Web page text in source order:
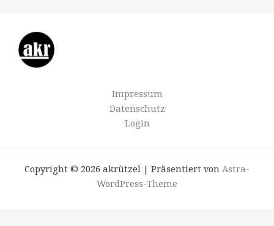
Impressum
Datenschutz
Login
Copyright © 2026 akrützel | Präsentiert von Astra-
WordPress-Theme